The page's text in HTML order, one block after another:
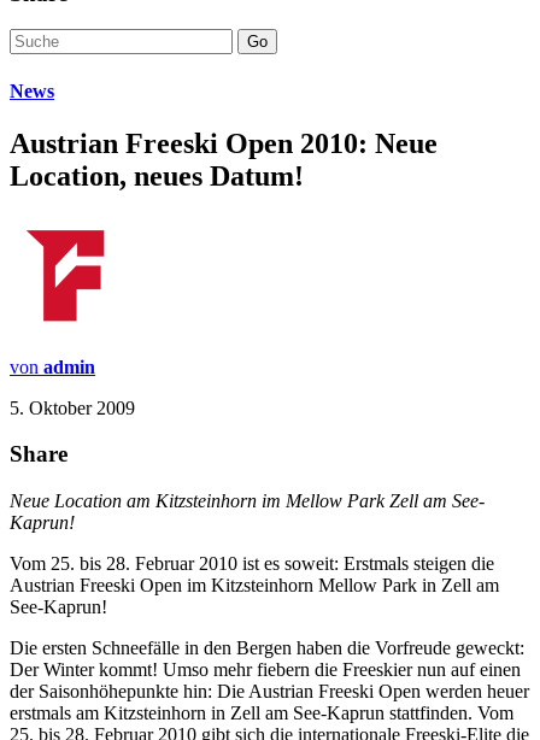
Go
News
Austrian Freeski Open 2010: Neue
Location, neues Datum!
von admin
5. Oktober 2009
Share
Neue Location am Kitzsteinhorn im Mellow Park Zell am See-
Kaprun!
Vom 25. bis 28. Februar 2010 ist es soweit: Erstmals steigen die
Austrian Freeski Open im Kitzsteinhorn Mellow Park in Zell am
See-Kaprun!
Die ersten Schneefälle in den Bergen haben die Vorfreude geweckt:
Der Winter kommt! Umso mehr fiebern die Freeskier nun auf einen
der Saisonhöhepunkte hin: Die Austrian Freeski Open werden heuer
erstmals am Kitzsteinhorn in Zell am See-Kaprun stattfinden. Vom
25. bis 28. Februar 2010 gibt sich die internationale Freeski-Elite die